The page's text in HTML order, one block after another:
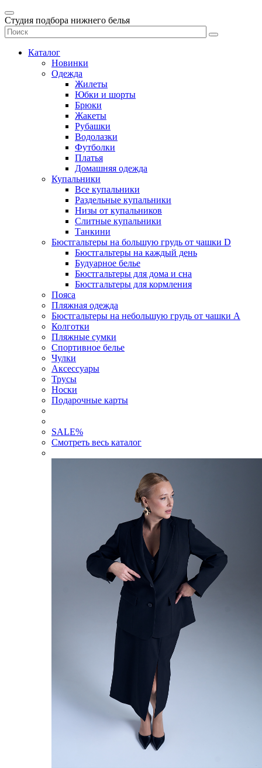
Студия подбора нижнего белья
Каталог
Новинки
Одежда
Жилеты
Юбки и шорты
Брюки
Жакеты
Рубашки
Водолазки
Футболки
Платья
Домашняя одежда
Купальники
Все купальники
Раздельные купальники
Низы от купальников
Слитные купальники
Танкини
Бюстгальтеры на большую грудь от чашки D
Бюстгальтеры на каждый день
Будуарное белье
Бюстгальтеры для дома и сна
Бюстгальтеры для кормления
Пояса
Пляжная одежда
Бюстгальтеры на небольшую грудь от чашки А
Колготки
Пляжные сумки
Спортивное белье
Чулки
Аксессуары
Трусы
Носки
Подарочные карты
SALE%
Смотреть весь каталог